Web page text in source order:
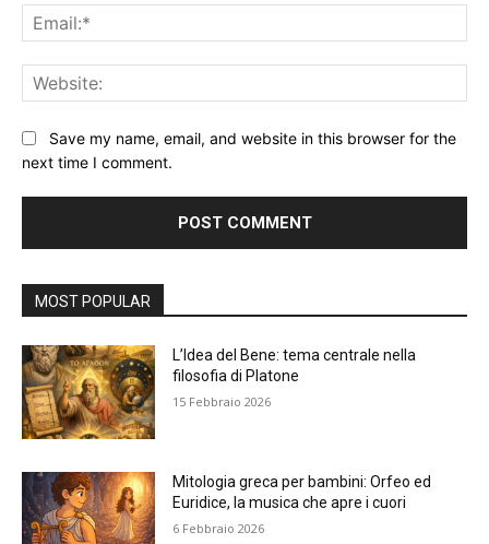
Save my name, email, and website in this browser for the
next time I comment.
MOST POPULAR
L’Idea del Bene: tema centrale nella
filosofia di Platone
15 Febbraio 2026
Mitologia greca per bambini: Orfeo ed
Euridice, la musica che apre i cuori
6 Febbraio 2026